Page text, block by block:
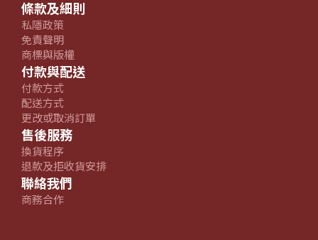
條款及細則
私隱政策
免責聲明
商標與版權
付款與配送
付款方式
配送方式
更改或取消訂單
售後服務
換貨程序
退款及拒收貨安排
聯絡我們
商務合作